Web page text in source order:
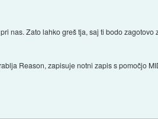
nas. Zato lahko greš tja, saj ti bodo zagotovo
Reason, zapisuje notni zapis s pomočjo